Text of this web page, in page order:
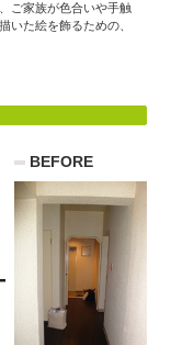
ご家族が色合いや手触
いた絵を飾るための、
BEFORE